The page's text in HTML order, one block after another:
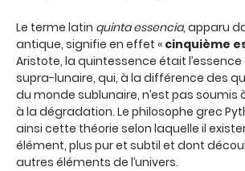
Le terme latin quinta essencia, apparu
antique, signifie en effet « cinquième
Aristote, la quintessence était
supra-lunaire, qui, à la différence des
du monde sublunaire, n’est pas soumis
à la dégradation. Le philosophe grec
ainsi cette théorie selon laquelle il
élément, plus pur et subtil et dont
autres éléments de l’univers.